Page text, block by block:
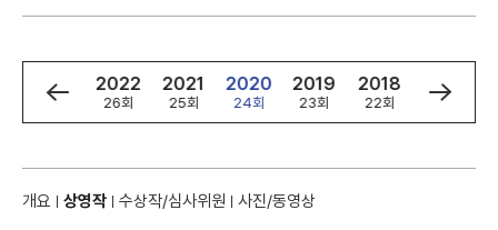
2023
27회
2022
26회
2021
25회
2020
24회
2019
23회
2018
22회
2017
21회
개요 상영작 수상작/심사위원 사진/동영상